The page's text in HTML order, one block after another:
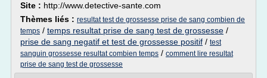
Site : http://www.detective-sante.com
Thèmes liés : resultat test de grossesse prise de sang combien de
temps / temps resultat prise de sang test de grossesse /
prise de sang negatif et test de grossesse positif / test
sanguin grossesse resultat combien temps / comment lire resultat
prise de sang test de grossesse